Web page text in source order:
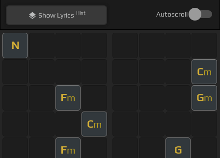
ShowLyrics Hint Autoscroll
N
Cm
Fm Gm
Cm
Fm G